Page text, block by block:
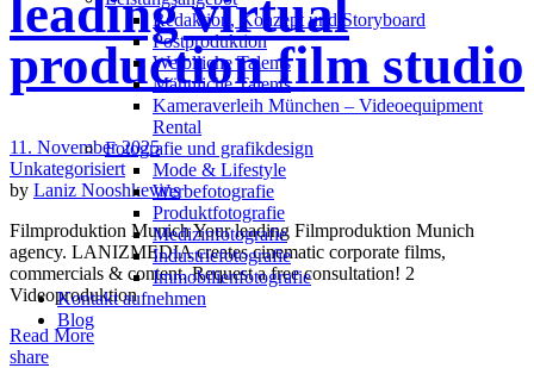
Redak­ti­on, Kon­zept und Storyboard
Post­pro­duk­ti­on
Weiblliche Talents
Männliche Talents
Kameraverleih München – Videoequipment
Rental
Fotografie und grafikdesign
Mode & Lifestyle
Werbefotografie
Produktfotografie
Medizinfotografie
Industriefotografie
Immobilienfotografie
Kontakt aufnehmen
Blog
leading virtual
production film studio
11. November 2025
Unkategorisiert
by Laniz Nooshkevins
Filmproduktion Munich Your leading Filmproduktion Munich
agency. LANIZMEDIA creates cinematic corporate films,
commercials & content. Request a free consultation! 2
Videoproduktion
Read More
share